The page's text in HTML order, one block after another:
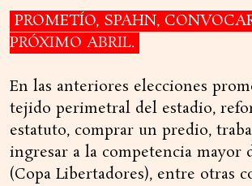
PROMETÍO, SPAHN,
PRÓXIMO ABRIL.
En las anteriores elecciones
tejido perimetral del estadio,
estatuto, comprar un predio,
ingresar a la competencia mayor
(Copa Libertadores), entre otras